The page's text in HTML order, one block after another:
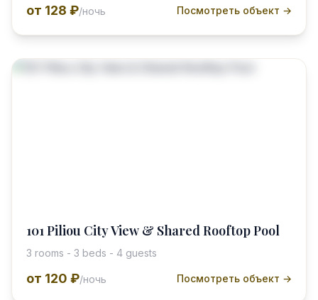
от 128 ₽/ночь Посмотреть объект →
101 Piliou City View & Shared Rooftop Pool
3 rooms - 3 beds - 4 guests
от 120 ₽/ночь Посмотреть объект →